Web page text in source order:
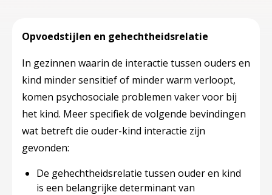
Opvoedstijlen en gehechtheidsrelatie
In gezinnen waarin de interactie tussen ouders en
kind minder sensitief of minder warm verloopt,
komen psychosociale problemen vaker voor bij
het kind. Meer specifiek de volgende bevindingen
wat betreft die ouder-kind interactie zijn
gevonden:
De gehechtheidsrelatie tussen ouder en kind
is een belangrijke determinant van